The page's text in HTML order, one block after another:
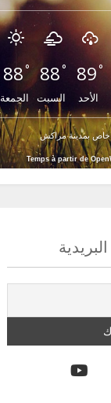
88°
الجمعة
88°
السبت
89°
الأحد
بمدينة مراكش
Temps à partir de